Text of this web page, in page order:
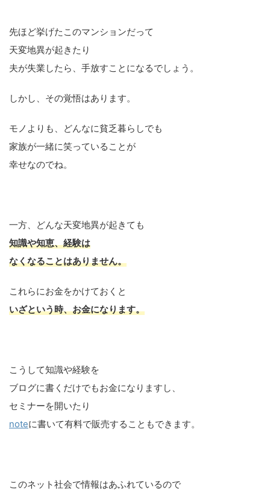
先ほど挙げたこのマンションだって
天変地異が起きたり
夫が失業したら、手放すことになるでしょう。
しかし、その覚悟はあります。
モノよりも、どんなに貧乏暮らしでも
家族が一緒に笑っていることが
幸せなのでね。
一方、どんな天変地異が起きても
知識や知恵、経験は
なくなることはありません。
これらにお金をかけておくと
いざという時、お金になります。
こうして知識や経験を
ブログに書くだけでもお金になりますし、
セミナーを開いたり
noteに書いて有料で販売することもできます。
このネット社会で情報はあふれているので